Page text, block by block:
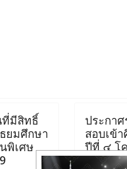
อจัดจ้างเป็นลูกจ้างชั่วคราว
ที่มีสิทธิ์
ยมศึกษา
พิเศษ
ประกา
สอบเข้
ปีที่ ๔ โ
การศึก